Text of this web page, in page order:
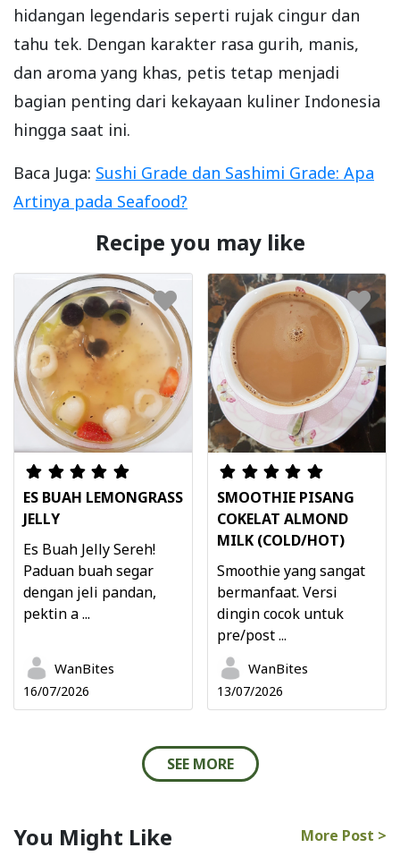
hidangan legendaris seperti rujak cingur dan
tahu tek. Dengan karakter rasa gurih, manis,
dan aroma yang khas, petis tetap menjadi
bagian penting dari kekayaan kuliner Indonesia
hingga saat ini.
Baca Juga: Sushi Grade dan Sashimi Grade: Apa
Artinya pada Seafood?
Recipe you may like
ES BUAH LEMONGRASS
JELLY
Es Buah Jelly Sereh!
Paduan buah segar
dengan jeli pandan,
pektin a ...
WanBites
16/07/2026
SMOOTHIE PISANG
COKELAT ALMOND
MILK (COLD/HOT)
Smoothie yang sangat
bermanfaat. Versi
dingin cocok untuk
pre/post ...
WanBites
13/07/2026
SEE MORE
You Might Like More Post >